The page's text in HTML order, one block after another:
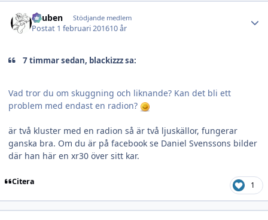
Reuben Stödjande medlem
Postat 1 februari 201610 år
7 timmar sedan, blackizzz sa:
Vad tror du om skuggning och liknande? Kan det bli ett
problem med endast en radion?
är två kluster med en radion så är två ljuskällor, fungerar
ganska bra. Om du är på facebook se Daniel Svenssons bilder
där han här en xr30 över sitt kar.
Citera 1